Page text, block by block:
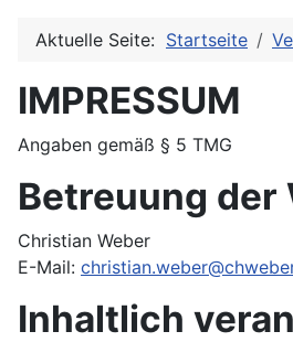
Aktuelle Seite: Startseite
IMPRESSUM
Angaben gemäß § 5 TMG
Betreuung der
Christian Weber
E-Mail:
Inhaltlich